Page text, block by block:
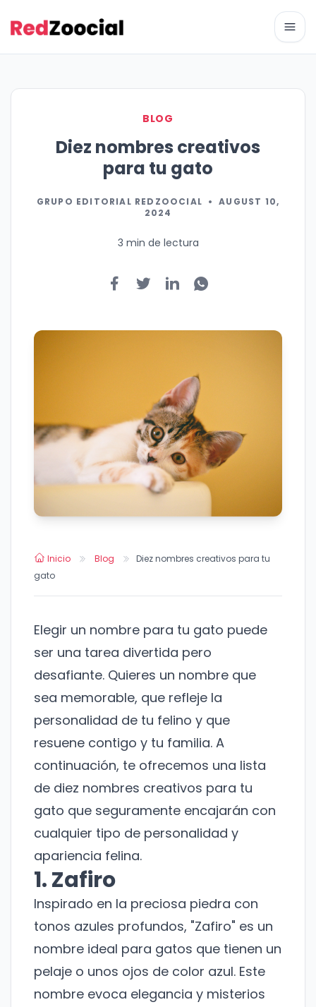
BLOG
Diez nombres creativos
para tu gato
GRUPO EDITORIAL REDZOOCIAL •
AUGUST 10,
2024
3 min de lectura
Inicio Blog
Diez nombres creativos para tu
gato
Elegir un nombre para tu gato puede
ser una tarea divertida pero
desafiante. Quieres un nombre que
sea memorable, que refleje la
personalidad de tu felino y que
resuene contigo y tu familia. A
continuación, te ofrecemos una lista
de diez nombres creativos para tu
gato que seguramente encajarán con
cualquier tipo de personalidad y
apariencia felina.
1. Zafiro
Inspirado en la preciosa piedra con
tonos azules profundos, "Zafiro" es un
nombre ideal para gatos que tienen un
pelaje o unos ojos de color azul. Este
nombre evoca elegancia y misterios